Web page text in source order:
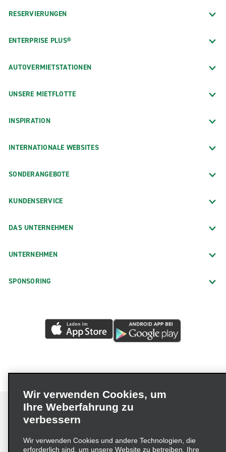
RESERVIERUNGEN
ENTERPRISE PLUS®
AUTOVERMIETSTATIONEN
UNSERE MIETFLOTTE
INSPIRATION
INTERNATIONALE WEBSITES
SONDERANGEBOTE
KUNDENSERVICE
DAS UNTERNEHMEN
UNTERNEHMEN
SPONSORING
Impressum Nutzungsbedingungen
Datenschutzrichtlinie
Wir verwenden Cookies, um
Ihre Weberfahrung zu
verbessern
Wir verwenden Cookies und andere Technologien, die
erforderlich sind, um unsere Website zu betreiben, Ihre